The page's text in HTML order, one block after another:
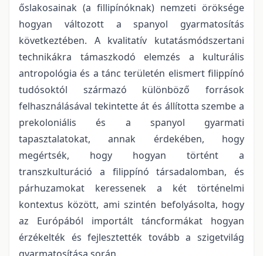
őslakosainak (a fillipínóknak) nemzeti öröksége
hogyan változott a spanyol gyarmatosítás
következtében. A kvalitatív kutatásmódszertani
technikákra támaszkodó elemzés a kulturális
antropológia és a tánc területén elismert filippínó
tudósoktól származó különböző források
felhasználásával tekintette át és állította szembe a
prekoloniális és a spanyol gyarmati
tapasztalatokat, annak érdekében, hogy
megértsék, hogy hogyan történt a
transzkulturáció a filippínó társadalomban, és
párhuzamokat keressenek a két történelmi
kontextus között, ami szintén befolyásolta, hogy
az Európából importált táncformákat hogyan
érzékelték és fejlesztették tovább a szigetvilág